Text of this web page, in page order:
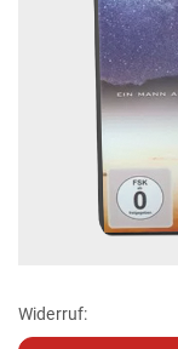
Widerruf: